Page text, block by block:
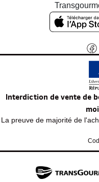
Interdiction de vente de
La preuve de majorité de